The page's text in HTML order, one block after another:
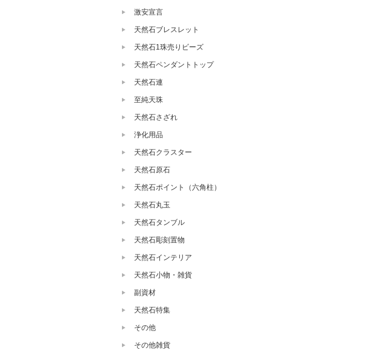
激安宣言
天然石ブレスレット
天然石1珠売りビーズ
天然石ペンダントトップ
天然石連
至純天珠
天然石さざれ
浄化用品
天然石クラスター
天然石原石
天然石ポイント（六角柱）
天然石丸玉
天然石タンブル
天然石彫刻置物
天然石インテリア
天然石小物・雑貨
副資材
天然石特集
その他
その他雑貨